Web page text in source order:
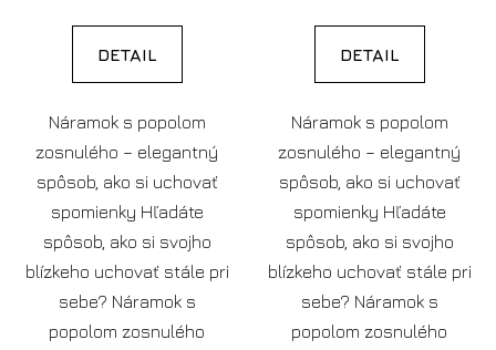
DETAIL
Náramok s popolom
zosnulého – elegantný
spôsob, ako si uchovať
spomienky Hľadáte
spôsob, ako si svojho
blízkeho uchovať stále pri
sebe? Náramok s
popolom zosnulého
DETAIL
Náramok s popolom
zosnulého – elegantný
spôsob, ako si uchovať
spomienky Hľadáte
spôsob, ako si svojho
blízkeho uchovať stále pri
sebe? Náramok s
popolom zosnulého